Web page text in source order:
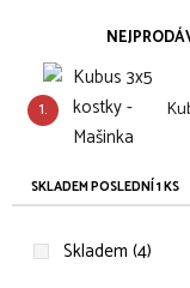
1.
SKLADEM POSLEDNÍ 1 KS
Skladem (4)